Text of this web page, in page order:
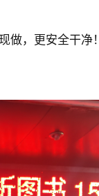
做，更安全干净！